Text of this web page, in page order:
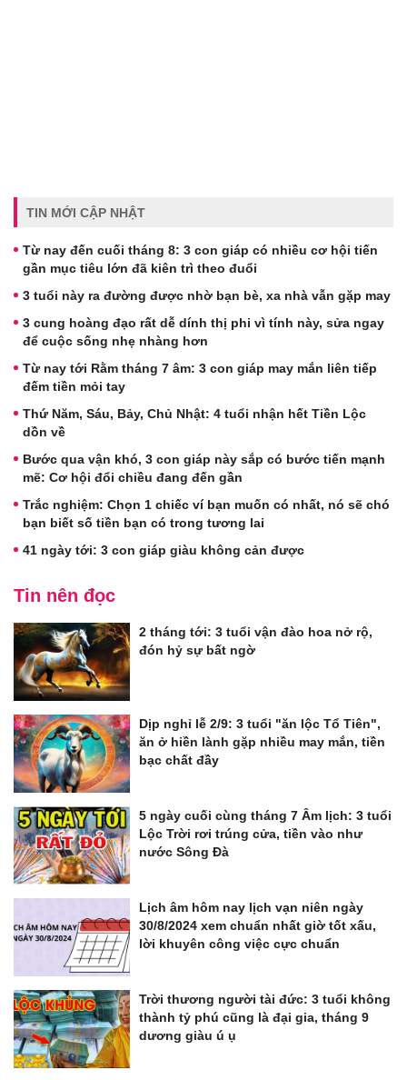
TIN MỚI CẬP NHẬT
Từ nay đến cuối tháng 8: 3 con giáp có nhiều cơ hội tiến
gần mục tiêu lớn đã kiên trì theo đuổi
3 tuổi này ra đường được nhờ bạn bè, xa nhà vẫn gặp may
3 cung hoàng đạo rất dễ dính thị phi vì tính này, sửa ngay
để cuộc sống nhẹ nhàng hơn
Từ nay tới Rằm tháng 7 âm: 3 con giáp may mắn liên tiếp
đếm tiền mỏi tay
Thứ Năm, Sáu, Bảy, Chủ Nhật: 4 tuổi nhận hết Tiền Lộc
dồn về
Bước qua vận khó, 3 con giáp này sắp có bước tiến mạnh
mẽ: Cơ hội đổi chiều đang đến gần
Trắc nghiệm: Chọn 1 chiếc ví bạn muốn có nhất, nó sẽ chó
bạn biết số tiền bạn có trong tương lai
41 ngày tới: 3 con giáp giàu không cản được
Tin nên đọc
2 tháng tới: 3 tuổi vận đào hoa nở rộ,
đón hỷ sự bất ngờ
Dịp nghỉ lễ 2/9: 3 tuổi "ăn lộc Tổ Tiên",
ăn ở hiền lành gặp nhiều may mắn, tiền
bạc chất đầy
5 ngày cuối cùng tháng 7 Âm lịch: 3 tuổi
Lộc Trời rơi trúng cửa, tiền vào như
nước Sông Đà
Lịch âm hôm nay lịch vạn niên ngày
30/8/2024 xem chuẩn nhất giờ tốt xấu,
lời khuyên công việc cực chuẩn
Trời thương người tài đức: 3 tuổi không
thành tỷ phú cũng là đại gia, tháng 9
dương giàu ú ụ